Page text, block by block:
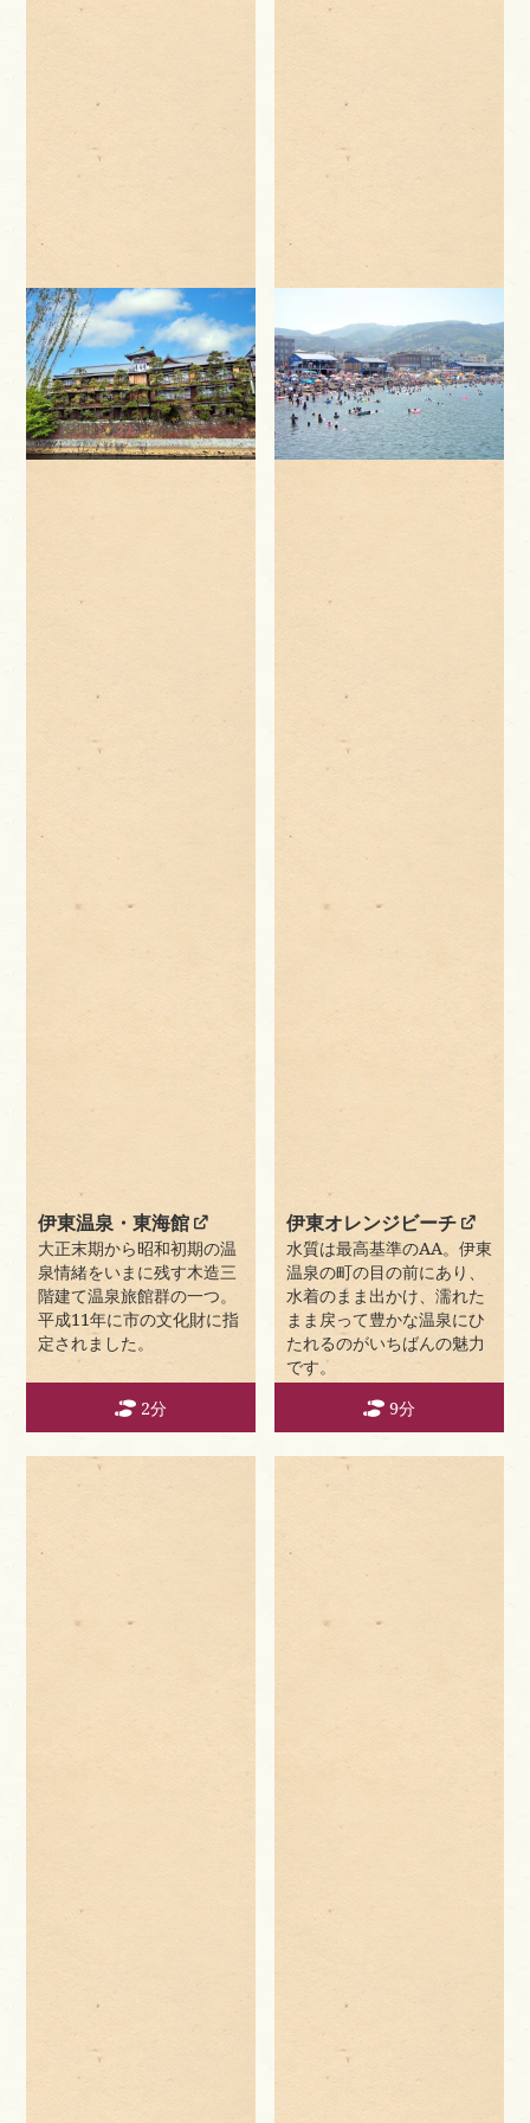
伊東温泉・東海館
大正末期から昭和初期の温
泉情緒をいまに残す木造三
階建て温泉旅館群の一つ。
平成11年に市の文化財に指
定されました。
2分
伊東オレンジビーチ
水質は最高基準のAA。伊東
温泉の町の目の前にあり、
水着のまま出かけ、濡れた
まま戻って豊かな温泉にひ
たれるのがいちばんの魅力
です。
9分